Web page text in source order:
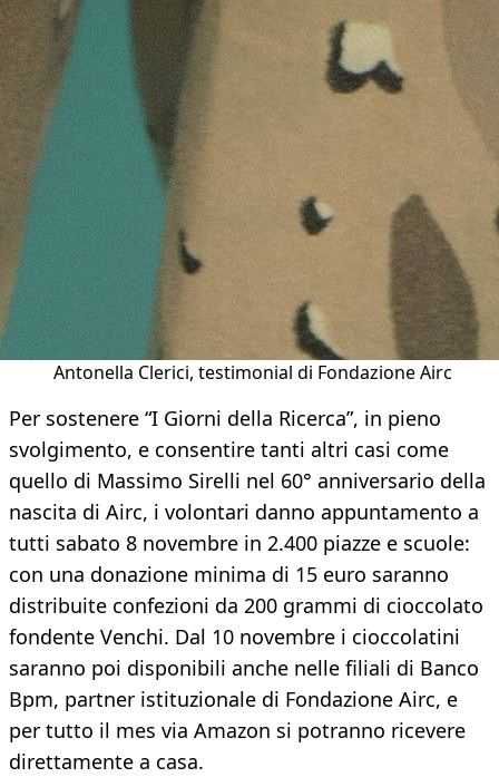
Antonella Clerici, testimonial di Fondazione Airc
Per sostenere “I Giorni della Ricerca”, in pieno
svolgimento, e consentire tanti altri casi come
quello di Massimo Sirelli nel 60° anniversario della
nascita di Airc, i volontari danno appuntamento a
tutti sabato 8 novembre in 2.400 piazze e scuole:
con una donazione minima di 15 euro saranno
distribuite confezioni da 200 grammi di cioccolato
fondente Venchi. Dal 10 novembre i cioccolatini
saranno poi disponibili anche nelle filiali di Banco
Bpm, partner istituzionale di Fondazione Airc, e
per tutto il mes via Amazon si potranno ricevere
direttamente a casa.